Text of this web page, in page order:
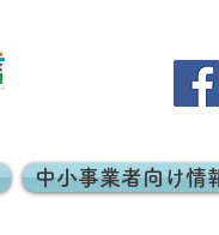
中小事業者向け情